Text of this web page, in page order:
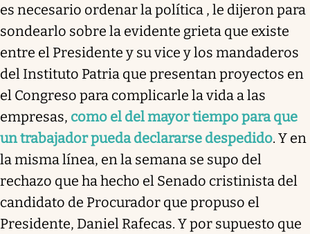
es necesario ordenar la política , le dijeron para
sondearlo sobre la evidente grieta que existe
entre el Presidente y su vice y los mandaderos
del Instituto Patria que presentan proyectos en
el Congreso para complicarle la vida a las
empresas, como el del mayor tiempo para que
un trabajador pueda declararse despedido. Y en
la misma línea, en la semana se supo del
rechazo que ha hecho el Senado cristinista del
candidato de Procurador que propuso el
Presidente, Daniel Rafecas. Y por supuesto que